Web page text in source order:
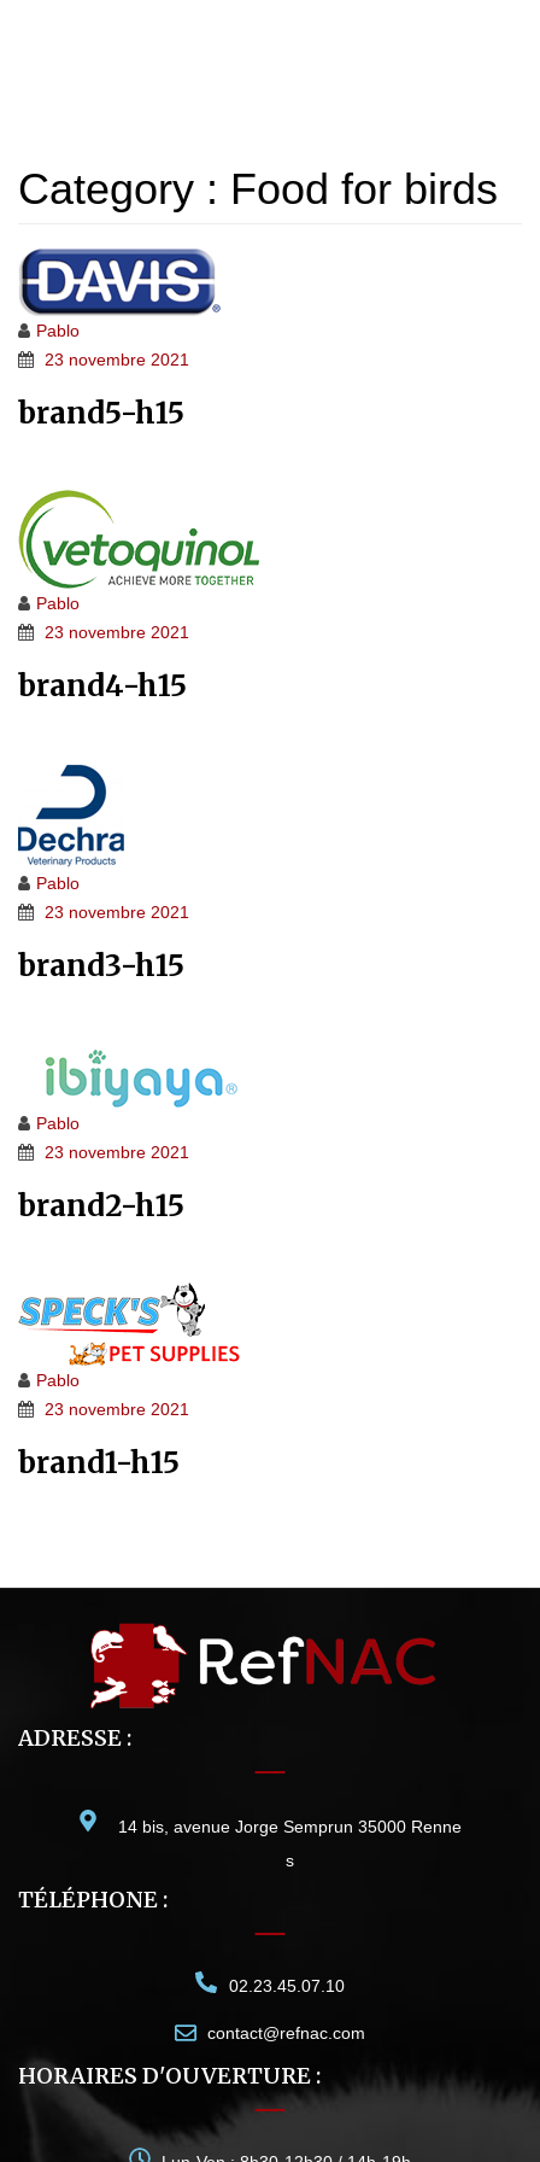
Category : Food for birds
Pablo
23 novembre 2021
brand5-h15
Pablo
23 novembre 2021
brand4-h15
Pablo
23 novembre 2021
brand3-h15
Pablo
23 novembre 2021
brand2-h15
Pablo
23 novembre 2021
brand1-h15
ADRESSE :
14 bis, avenue Jorge Semprun 35000 Renne
s
TÉLÉPHONE :
02.23.45.07.10
contact@refnac.com
HORAIRES D'OUVERTURE :